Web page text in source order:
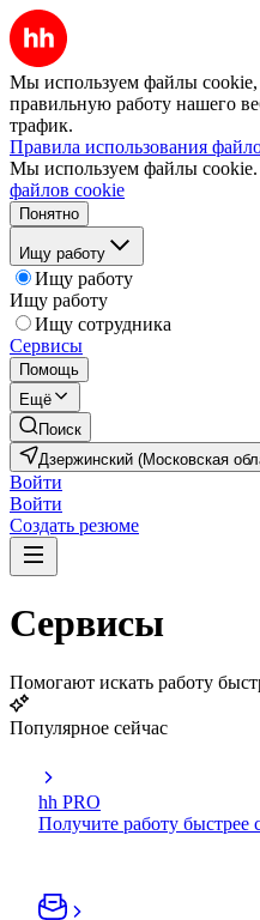
Мы используем файлы cookie,
правильную работу нашего
трафик.
Правила использования
Мы используем файлы cookie.
файлов cookie
Понятно
Ищу работу
Ищу работу
Ищу работу
Ищу сотрудника
Сервисы
Помощь
Ещё
Поиск
Дзержинский (Московская
Войти
Войти
Создать резюме
Сервисы
Помогают искать работу
Популярное сейчас
hh PRO
Получите работу